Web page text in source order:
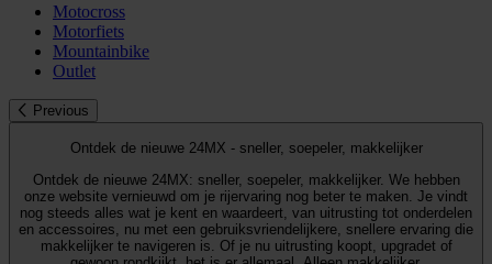
Motocross
Motorfiets
Mountainbike
Outlet
Previous
Ontdek de nieuwe 24MX - sneller, soepeler, makkelijker
Ontdek de nieuwe 24MX: sneller, soepeler, makkelijker. We hebben
onze website vernieuwd om je rijervaring nog beter te maken. Je vindt
nog steeds alles wat je kent en waardeert, van uitrusting tot onderdelen
en accessoires, nu met een gebruiksvriendelijkere, snellere ervaring die
makkelijker te navigeren is. Of je nu uitrusting koopt, upgradet of